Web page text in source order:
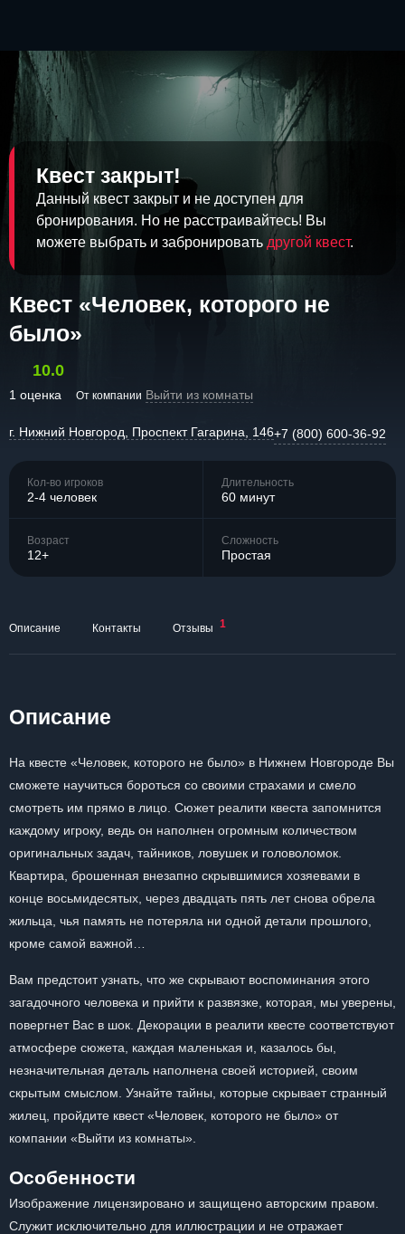
Квест закрыт!
Данный квест закрыт и не доступен для
бронирования. Но не расстраивайтесь! Вы
можете выбрать и забронировать другой квест.
Квест «Человек, которого не
было»
10.0
1 оценка От компании Выйти из комнаты
г. Нижний Новгород, Проспект Гагарина, 146+7 (800) 600-36-92
Кол-во игроков
2-4 человек
Длительность
60 минут
Возраст
12+
Сложность
Простая
Описание Контакты Отзывы 1
Описание
На квесте «Человек, которого не было» в Нижнем Новгороде Вы
сможете научиться бороться со своими страхами и смело
смотреть им прямо в лицо. Сюжет реалити квеста запомнится
каждому игроку, ведь он наполнен огромным количеством
оригинальных задач, тайников, ловушек и головоломок.
Квартира, брошенная внезапно скрывшимися хозяевами в
конце восьмидесятых, через двадцать пять лет снова обрела
жильца, чья память не потеряла ни одной детали прошлого,
кроме самой важной…
Вам предстоит узнать, что же скрывают воспоминания этого
загадочного человека и прийти к развязке, которая, мы уверены,
повергнет Вас в шок. Декорации в реалити квесте соответствуют
атмосфере сюжета, каждая маленькая и, казалось бы,
незначительная деталь наполнена своей историей, своим
скрытым смыслом. Узнайте тайны, которые скрывает странный
жилец, пройдите квест «Человек, которого не было» от
компании «Выйти из комнаты».
Особенности
Изображение лицензировано и защищено авторским правом.
Служит исключительно для иллюстрации и не отражает